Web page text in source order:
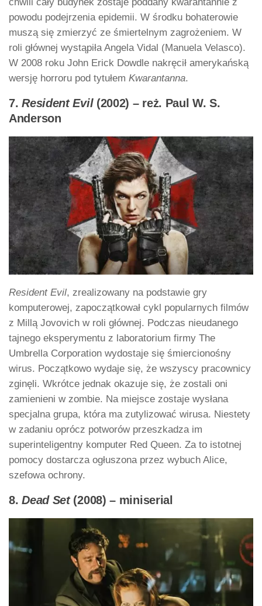
powodu podejrzenia epidemii. W środku bohaterowie
muszą się zmierzyć ze śmiertelnym zagrożeniem. W
roli głównej wystąpiła Angela Vidal (Manuela Velasco).
W 2008 roku John Erick Dowdle nakręcił amerykańską
wersję horroru pod tytułem Kwarantanna.
7.Resident Evil(2002) – reż. Paul W. S.
Anderson
Resident Evil, zrealizowany na podstawie gry
komputerowej, zapoczątkował cykl popularnych filmów
z Millą Jovovich w roli głównej. Podczas nieudanego
tajnego eksperymentu z laboratorium firmy The
Umbrella Corporation wydostaje się śmiercionośny
wirus. Początkowo wydaje się, że wszyscy pracownicy
zginęli. Wkrótce jednak okazuje się, że zostali oni
zamienieni w zombie. Na miejsce zostaje wysłana
specjalna grupa, która ma zutylizować wirusa. Niestety
w zadaniu oprócz potworów przeszkadza im
superinteligentny komputer Red Queen. Za to istotnej
pomocy dostarcza ogłuszona przez wybuch Alice,
szefowa ochrony.
8.Dead Set(2008) – miniserial